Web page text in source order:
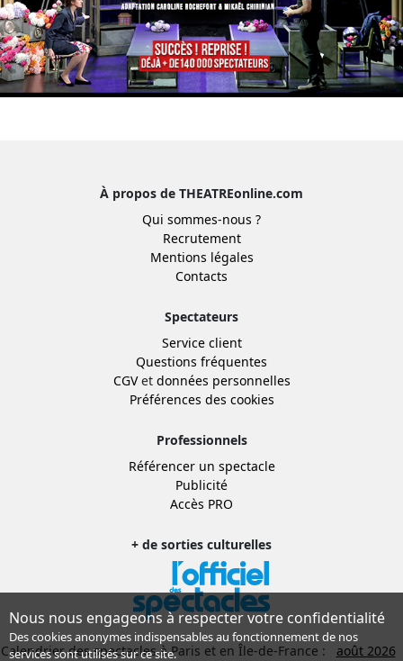
À propos de THEATREonline.com
Qui sommes-nous ?
Recrutement
Mentions légales
Contacts
Spectateurs
Service client
Questions fréquentes
CGVet données personnelles
Préférences des cookies
Professionnels
Référencer un spectacle
Publicité
Accès PRO
+ de sorties culturelles
Calendrier des spectacles à Paris et en Île-de-France :
août 2026
Nous nous engageons à respecter votre confidentialité
Des cookies anonymes indispensables au fonctionnement de nos
services sont utilisés sur ce site.